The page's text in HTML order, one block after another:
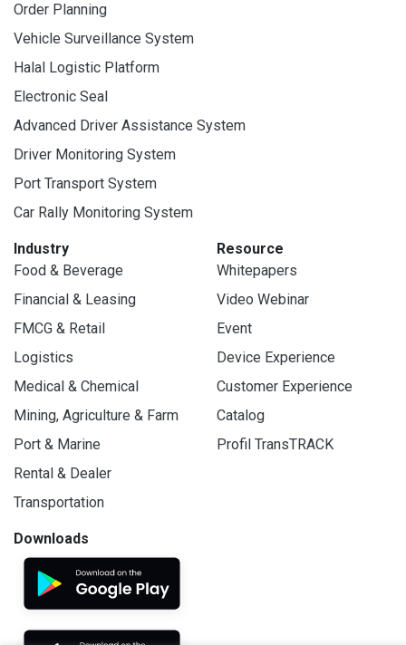
Order Planning
Vehicle Surveillance System
Halal Logistic Platform
Electronic Seal
Advanced Driver Assistance System
Driver Monitoring System
Port Transport System
Car Rally Monitoring System
Industry
Food & Beverage
Financial & Leasing
FMCG & Retail
Logistics
Medical & Chemical
Mining, Agriculture & Farm
Port & Marine
Rental & Dealer
Transportation
Resource
Whitepapers
Video Webinar
Event
Device Experience
Customer Experience
Catalog
Profil TransTRACK
Downloads